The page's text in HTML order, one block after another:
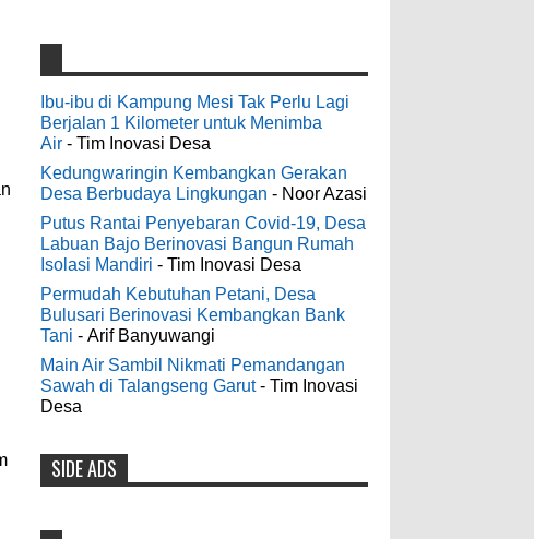
4000 Petani Hutan Blora Bakal
Digelontor Bantuan CSR Jumbo dan
Bibit Ternak Gratis
0 8-4-2026
Indonesia Ceria Run Diharapkan
Bawa Dampak Positif Bagi Olah
Raga dan Ekonomi Blora
Dari SILPA 90 Miliar Hingga
Masalah Air Bersih Bupati Blora
Beberkan Solusi di Paripurna DPRD
Diresmikan Serentak Oleh Presiden
galateapacino:
3-6-2022
Men's Black Titanium Wedding
Band - The Ottawa SenatorsThe Men's
Black titanium i phone case Titanium
Wedding Band is the world's first
dedicated wedding band how strong is
titanium for Wo...
odenjaea:
3-4-2022
Casino - DrmcdCasino is 부산
광역 출장안마 open and excited 고양 출장
샵 to welcome you back 의정부 출장샵 to
gaming! Experience our great mix of slots,
table games 제주 출장안마 and video
Ibu-ibu di Kampung Mesi Tak Perlu Lagi
Berjalan 1 Kilometer untuk Menimba
Air - Tim Inovasi Desa
Kedungwaringin Kembangkan Gerakan
Desa Berbudaya Lingkungan - Noor Azasi
Putus Rantai Penyebaran Covid-19, Desa
Labuan Bajo Berinovasi Bangun Rumah
Isolasi Mandiri - Tim Inovasi Desa
Permudah Kebutuhan Petani, Desa
Bulusari Berinovasi Kembangkan Bank
Tani - Arif Banyuwangi
Main Air Sambil Nikmati Pemandangan
Sawah di Talangseng Garut- Tim Inovasi
Desa
SIDE ADS